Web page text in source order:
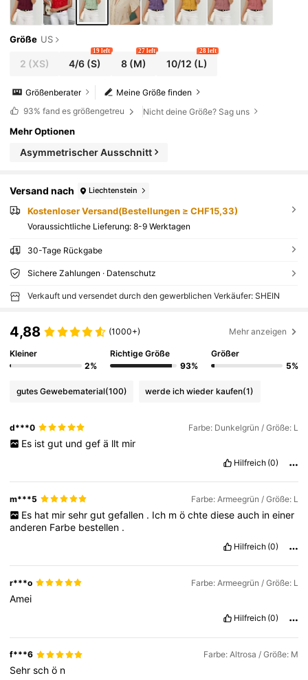
Größe US
2 (XS) 4/6 (S)
19 left
8(M)
27 left
10/12 (L)
28 left
Meine Größe finden
Größenberater
93% fand es größengetreu Nicht deine Größe? Sag uns
Mehr Optionen
Asymmetrischer Ausschnitt
Versand nach Liechtenstein
Kostenloser Versand(Bestellungen ≥ CHF15,33)
Voraussichtliche Lieferung: 8-9 Werktagen
30-Tage Rückgabe
Sichere Zahlungen · Datenschutz
Verkauft und versendet durch den gewerblichen Verkäufer: SHEIN
4,88 (1000+) Mehr anzeigen
Kleiner
2%
Richtige Größe
93%
Größer
5%
gutes Gewebematerial(100) werde ich wieder kaufen(1)
d***0 Farbe: Dunkelgrün / Größe: L
Es ist gut und gef ä llt mir
Hilfreich (0)
m***5 Farbe: Armeegrün / Größe: L
Es hat mir sehr gut gefallen . Ich m ö chte diese auch in einer
anderen Farbe bestellen .
Hilfreich (0)
r***o Farbe: Armeegrün / Größe: L
Amei
Hilfreich (0)
f***6 Farbe: Altrosa / Größe: M
Sehrschö n